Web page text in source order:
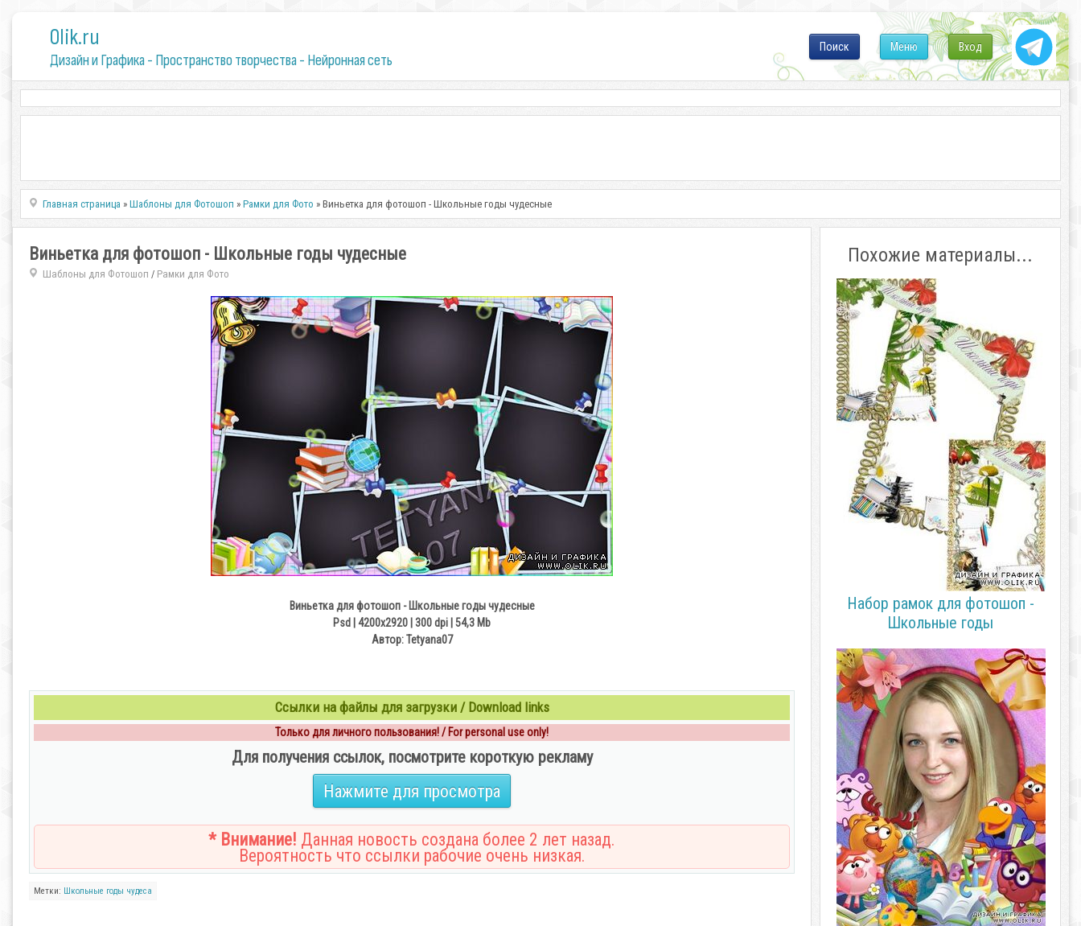
0lik.ru
Дизайн и Графика - Пространство творчества - Нейронная сеть
Вход
Меню
Поиск
Главная страница »Шаблоны для Фотошоп »Рамки для Фото » Виньетка для фотошоп - Школьные годы чудесные
Виньетка для фотошоп - Школьные годы чудесные
Шаблоны для Фотошоп / Рамки для Фото
Виньетка для фотошоп - Школьные годы чудесные
Psd | 4200x2920 | 300 dpi | 54,3 Mb
Aвтор: Tetyana07
Ссылки на файлы для загрузки / Download links
Только для личного пользования! / For personal use only!
Для получения ссылок, посмотрите короткую рекламу
Нажмите для просмотра
* Внимание! Данная новость создана более 2 лет назад.
Вероятность что ссылки рабочие очень низкая.
Метки: Школьные годы чудеса
Похожие материалы...
Набор рамок для фотошоп -
Школьные годы